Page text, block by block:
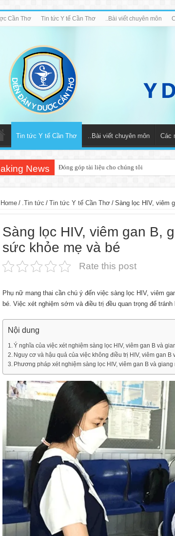
Cần Thơ Tin tức Y tế Cần Thơ ..Bài viết chuyên môn
Tin tức Y tế Cần Thơ ..Bài viết chuyên môn Các
News Đóng góp tài liệu cho chúng tôi
/ .Tin tức / Tin tức Y tế Cần Thơ / Sàng lọc HIV, viêm
Sàng lọc HIV, viêm gan B,
sức khỏe mẹ và bé
Rate this post
Phụ nữ mang thai cần chú ý đến việc sàng lọc HIV, viêm
bé. Việc xét nghiệm sớm và điều trị đều quan trọng để
Nội dung
Ý nghĩa của việc xét nghiệm sàng lọc HIV, viêm gan B và
Nguy cơ và hậu quả của việc không điều trị HIV, viêm gan
Phương pháp xét nghiệm sàng lọc HIV, viêm gan B và